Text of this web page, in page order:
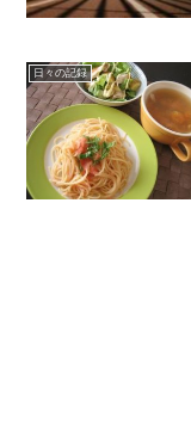
日々の記録